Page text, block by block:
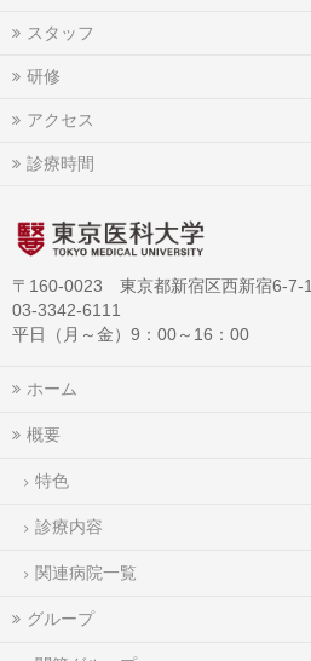
スタッフ
研修
アクセス
診療時間
〒160-0023 東京都新宿区西新宿6-7-1
03-3342-6111
平日（月～金）9：00～16：00
ホーム
概要
特色
診療内容
関連病院一覧
グループ